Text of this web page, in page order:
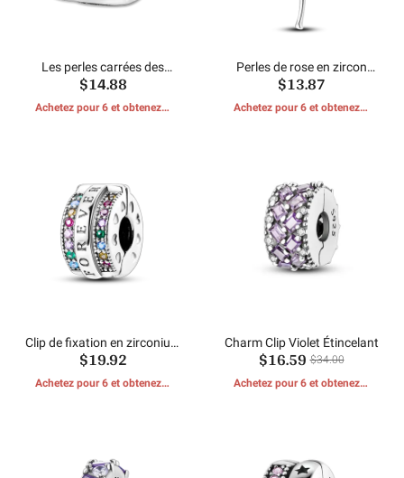
Les perles carrées des
saisons
$14.88
Achetez pour 6 et obtenez 1
Perles de rose en zircon
incrustées
$13.87
Achetez pour 6 et obtenez 1
Clip de fixation en zirconium
coloré FOREVER
$19.92
Achetez pour 6 et obtenez 1
Charm Clip Violet Étincelant
$16.59 $34.00
Achetez pour 6 et obtenez 1